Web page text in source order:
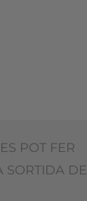
POT FER
SORTIDA DE